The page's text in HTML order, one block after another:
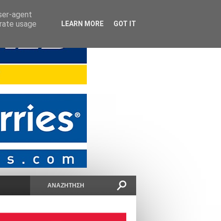
agent
usage
LEARN MORE GOT IT